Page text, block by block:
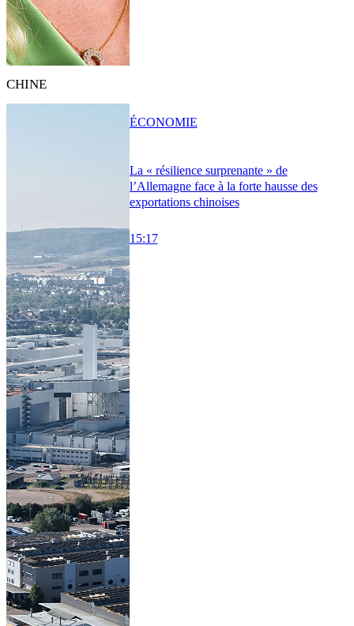
CHINE
La « résilience surprenante » de
l’Allemagne face à la forte hausse des
exportations chinoises
15:17
ÉCONOMIE